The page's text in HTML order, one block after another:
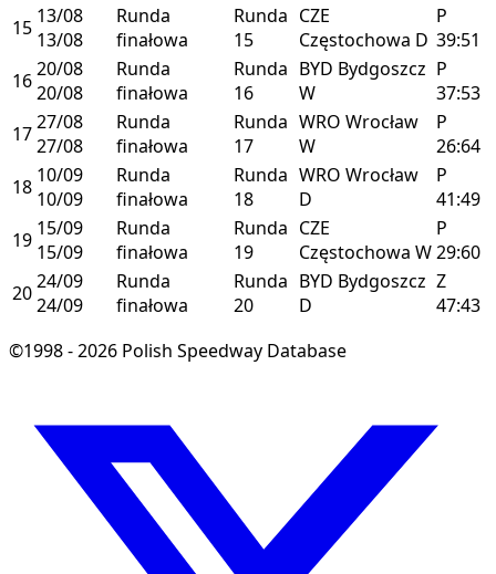
15 13/08
13/08
Runda
finałowa
Runda
15
CZE
Częstochowa D
P
39:51
1620/08
20/08
Runda
finałowa
Runda
16
BYD Bydgoszcz
W
P
37:53
1727/08
27/08
Runda
finałowa
Runda
17
WRO Wrocław
W
P
26:64
18 10/09
10/09
Runda
finałowa
Runda
18
WRO Wrocław
D
P
41:49
19 15/09
15/09
Runda
finałowa
Runda
19
CZE
Częstochowa W
P
29:60
2024/09
24/09
Runda
finałowa
Runda
20
BYD Bydgoszcz
D
Z
47:43
©1998 - 2026 Polish Speedway Database